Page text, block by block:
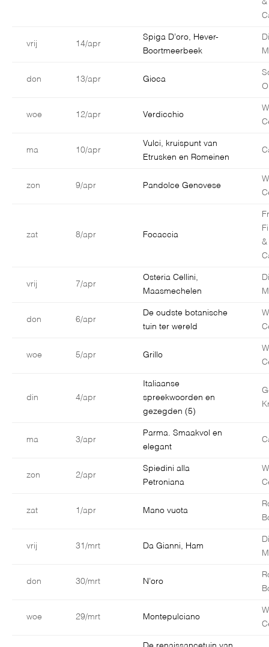
&
vrij 14/apr
Spiga D’oro, Hever-
Boortmeerbeek
don 13/apr Gioca
woe 12/apr Verdicchio
ma 10/apr
Vulci, kruispunt van
Etrusken en Romeinen
zon 9/apr Pandolce Genovese
zat 8/apr Focaccia
&
vrij 7/apr
Osteria Cellini,
Maasmechelen
don 6/apr
De oudste botanische
tuin ter wereld
woe 5/apr Grillo
din 4/apr
Italiaanse
spreekwoorden en
gezegden (5)
ma 3/apr
Parma. Smaakvol en
elegant
zon 2/apr
Spiedini alla
Petroniana
zat 1/apr Mano vuota
vrij 31/mrt Da Gianni, Ham
don 30/mrt N’oro
woe 29/mrt Montepulciano